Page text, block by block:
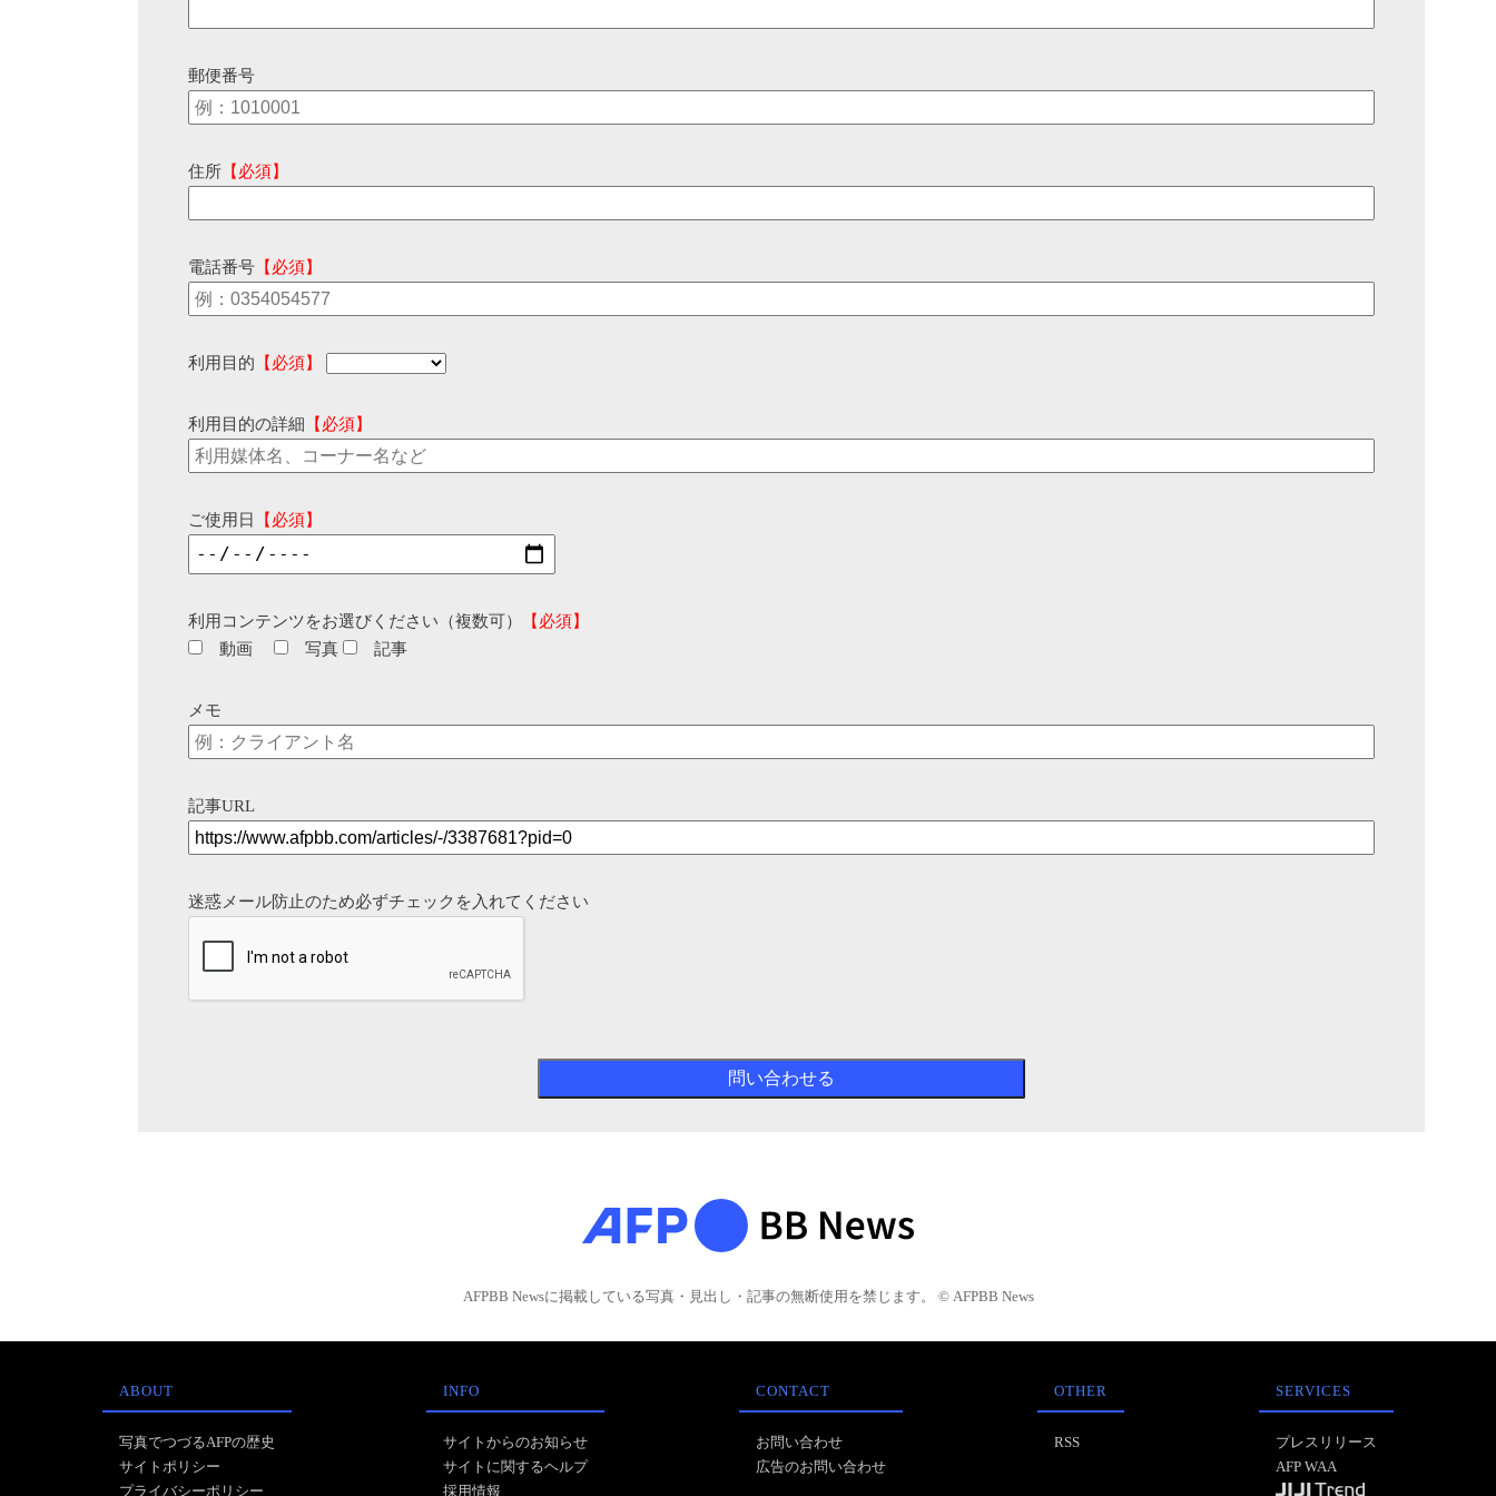
郵便番号
住所 【必須】
電話番号 【必須】
利用目的 【必須】
利用目的の詳細 【必須】
ご使用日 【必須】
利用コンテンツをお選びください（複数可）
【必須】
動画
写真 記事
メモ
記事URL
迷惑メール防止のため必ずチェックを入れてください
AFPBB Newsに掲載している写真・見出し・記事の無断使用を禁じます。 © AFPBB News
ABOUT
写真でつづるAFPの歴史
サイトポリシー
プライバシーポリシー
INFO
サイトからのお知らせ
サイトに関するヘルプ
採用情報
CONTACT
お問い合わせ
広告のお問い合わせ
OTHER
RSS
SERVICES
プレスリリース
AFP WAA